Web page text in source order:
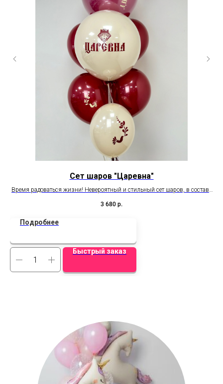
Сет шаров "Царевна"
Время радоваться жизни! Невероятный и стильный сет шаров, в составе
3 680 р.
Подробнее
Быстрый заказ